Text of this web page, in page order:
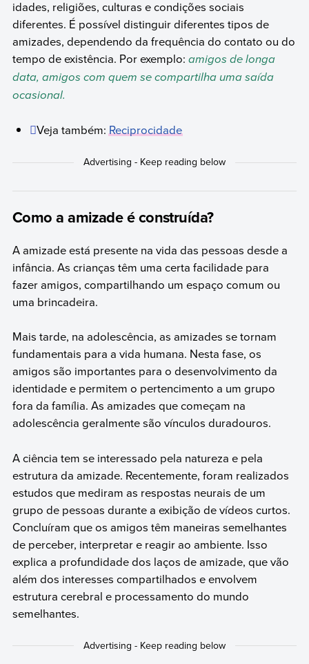
idades, religiões, culturas e condições sociais
diferentes. É possível distinguir diferentes tipos de
amizades, dependendo da frequência do contato ou do
tempo de existência. Por exemplo: amigos de longa
data, amigos com quem se compartilha uma saída
ocasional.
Veja também:Reciprocidade
Como a amizade é construída?
A amizade está presente na vida das pessoas desde a
infância. As crianças têm uma certa facilidade para
fazer amigos, compartilhando um espaço comum ou
uma brincadeira.
Mais tarde, na adolescência, as amizades se tornam
fundamentais para a vida humana. Nesta fase, os
amigos são importantes para o desenvolvimento da
identidade e permitem o pertencimento a um grupo
fora da família. As amizades que começam na
adolescência geralmente são vínculos duradouros.
A ciência tem se interessado pela natureza e pela
estrutura da amizade. Recentemente, foram realizados
estudos que mediram as respostas neurais de um
grupo de pessoas durante a exibição de vídeos curtos.
Concluíram que os amigos têm maneiras semelhantes
de perceber, interpretar e reagir ao ambiente. Isso
explica a profundidade dos laços de amizade, que vão
além dos interesses compartilhados e envolvem
estrutura cerebral e processamento do mundo
semelhantes.